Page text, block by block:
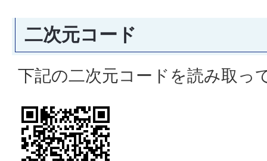
二次元コード
下記の二次元コードを読み取っ